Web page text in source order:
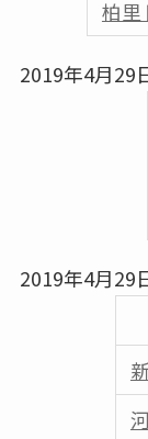
柏里
2019年4月29
2019年4月29